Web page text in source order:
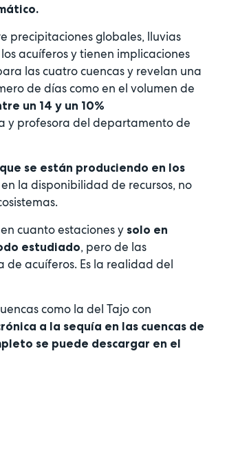
precipitaciones globales, lluvias
acuíferos y tienen implicaciones
las cuatro cuencas y revelan una
de días como en el volumen de
un 14 y un 10%
y profesora del departamento de
se están produciendo en los
la disponibilidad de recursos, no
cuanto estaciones y solo en
estudiado, pero de las
de acuíferos. Es la realidad del
como la del Tajo con
a la sequía en las cuencas de
se puede descargar en el